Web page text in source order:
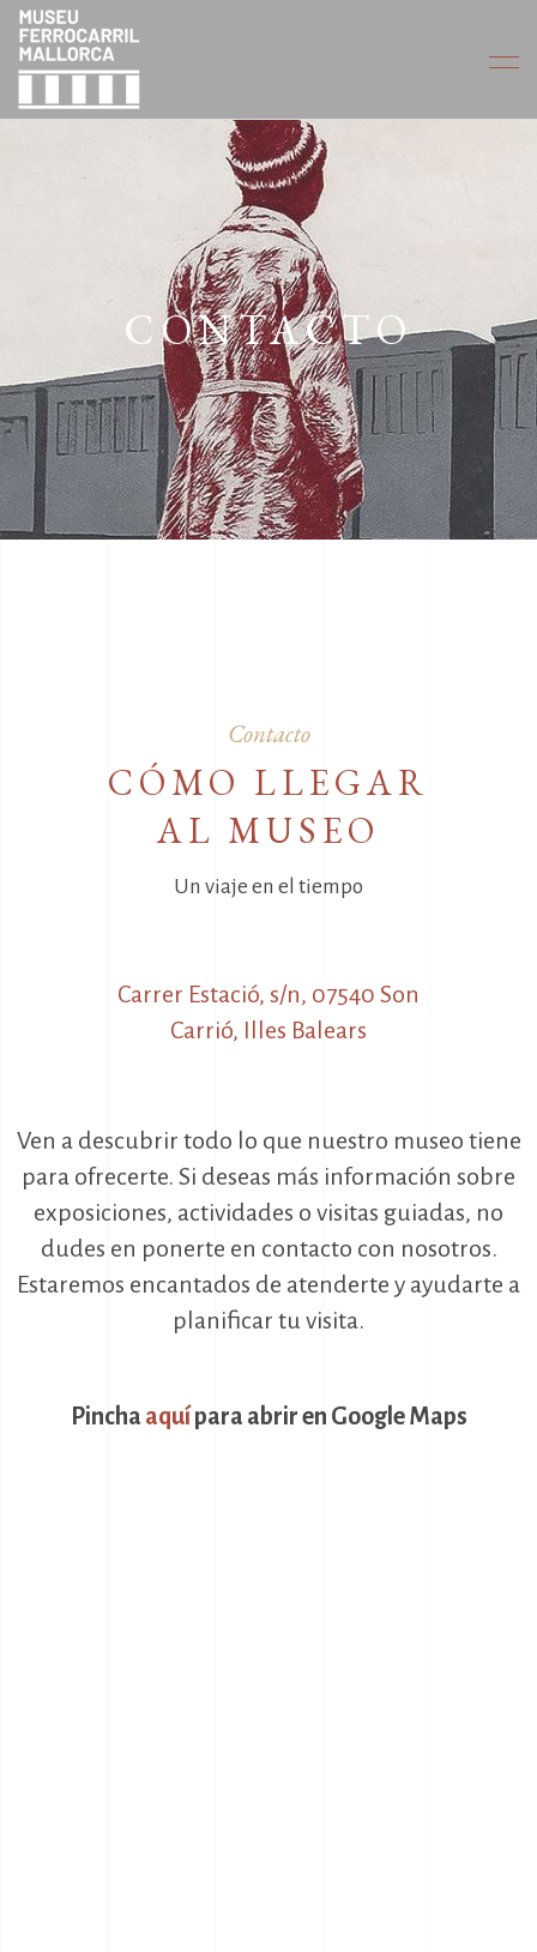
CONTACTO
Contacto
CÓMO LLEGAR
AL MUSEO
Un viaje en el tiempo
Carrer Estació, s/n, 07540 Son
Carrió, Illes Balears
Ven a descubrir todo lo que nuestro museo tiene
para ofrecerte. Si deseas más información sobre
exposiciones, actividades o visitas guiadas, no
dudes en ponerte en contacto con nosotros.
Estaremos encantados de atenderte y ayudarte a
planificar tu visita.
Pincha aquípara abrir en Google Maps